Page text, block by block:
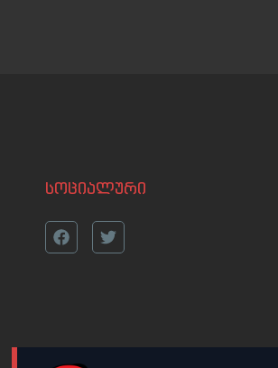
სოციალური